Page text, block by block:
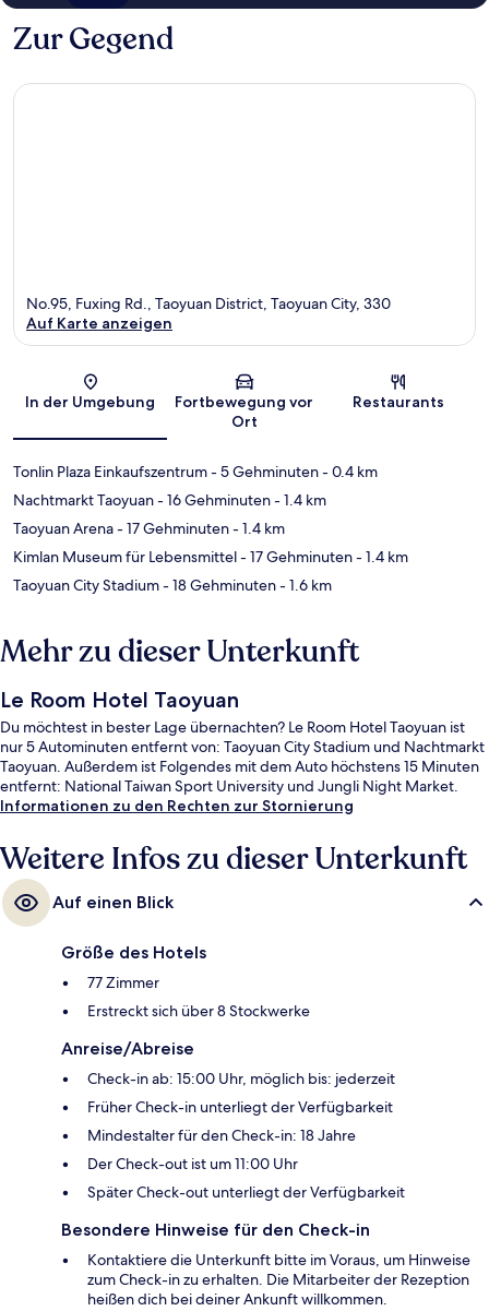
Zur Gegend
Karte
No.95, Fuxing Rd., Taoyuan District, Taoyuan City, 330
Auf Karte anzeigen
In der Umgebung
Fortbewegung vor
Ort
Restaurants
Tonlin Plaza Einkaufszentrum- 5 Gehminuten- 0.4 km
Nachtmarkt Taoyuan- 16 Gehminuten- 1.4 km
Taoyuan Arena- 17 Gehminuten- 1.4 km
Kimlan Museum für Lebensmittel- 17 Gehminuten- 1.4 km
Taoyuan City Stadium- 18 Gehminuten- 1.6 km
Mehr zu dieser Unterkunft
Le Room Hotel Taoyuan
Du möchtest in bester Lage übernachten? Le Room Hotel Taoyuan ist
nur 5 Autominuten entfernt von: Taoyuan City Stadium und Nachtmarkt
Taoyuan. Außerdem ist Folgendes mit dem Auto höchstens 15 Minuten
entfernt: National Taiwan Sport University und Jungli Night Market.
Informationen zu den Rechten zur Stornierung
Weitere Infos zu dieser Unterkunft
Auf einen Blick
Größe des Hotels
77 Zimmer
Erstreckt sich über 8 Stockwerke
Anreise/Abreise
Check-in ab: 15:00 Uhr, möglich bis: jederzeit
Früher Check-in unterliegt der Verfügbarkeit
Mindestalter für den Check-in: 18 Jahre
Der Check-out ist um 11:00 Uhr
Später Check-out unterliegt der Verfügbarkeit
Besondere Hinweise für den Check-in
Kontaktiere die Unterkunft bitte im Voraus, um Hinweise
zum Check-in zu erhalten. Die Mitarbeiter der Rezeption
heißen dich bei deiner Ankunft willkommen.